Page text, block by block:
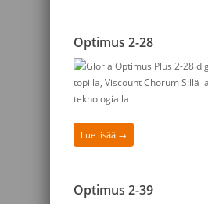
Optimus 2-28
Lue lisää →
Optimus 2-39